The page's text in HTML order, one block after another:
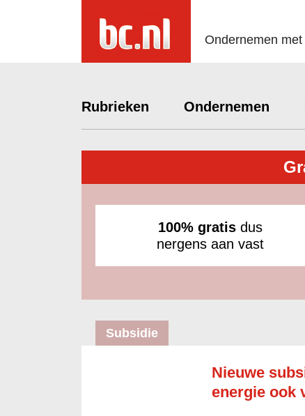
Ondernemen met
Rubrieken Ondernemen
100% gratis dus
nergens aan vast
Subsidie
Nieuwe
energie ook